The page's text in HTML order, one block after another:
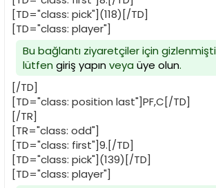
[TD="class: pick"](118)[/TD]
[TD="class: player"]
Bu bağlantı ziyaretçiler için
lütfen giriş yapınveya üye olun.
[/TD]
[TD="class: position last"]PF,C[/TD]
[/TR]
[TR="class: odd"]
[TD="class: first"]9.[/TD]
[TD="class: pick"](139)[/TD]
[TD="class: player"]